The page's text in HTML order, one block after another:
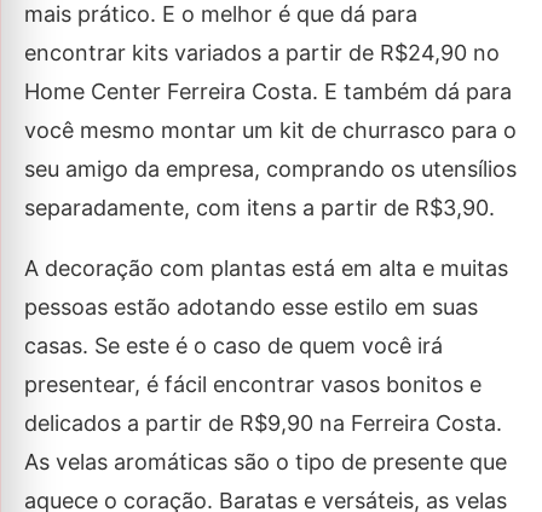
mais prático. E o melhor é que dá para
encontrar kits variados a partir de R$24,90 no
Home Center Ferreira Costa. E também dá para
você mesmo montar um kit de churrasco para o
seu amigo da empresa, comprando os utensílios
separadamente, com itens a partir de R$3,90.
A decoração com plantas está em alta e muitas
pessoas estão adotando esse estilo em suas
casas. Se este é o caso de quem você irá
presentear, é fácil encontrar vasos bonitos e
delicados a partir de R$9,90 na Ferreira Costa.
As velas aromáticas são o tipo de presente que
aquece o coração. Baratas e versáteis, as velas